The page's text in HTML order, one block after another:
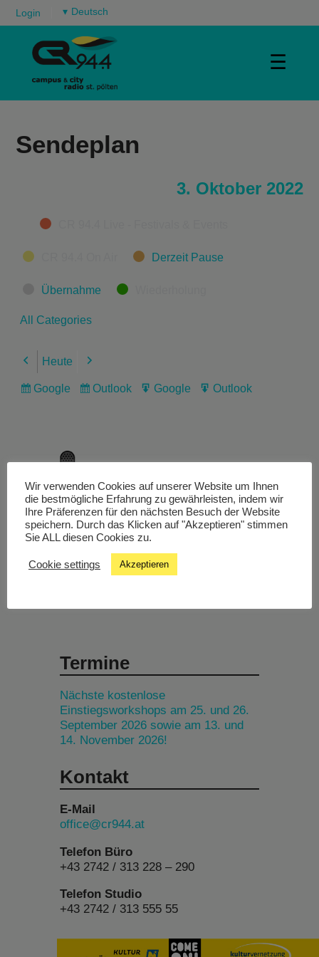
Login ▾
☰
Sendeplan
3. Oktober 2022
Categories
Derzeit Pause
Übernahme
All Categories
Previous
Heute Next
Subscribe
Google
Subscribe
Outlook
Export
Google
Export
Outlook
Livestream
Studiochat
Termine
Nächste kostenlose
Einstiegsworkshops am 25. und 26.
September 2026 sowie am 13. und
14. November 2026!
Kontakt
E-Mail
office@cr944.at
Telefon Büro
+43 2742 / 313 228 – 290
Telefon Studio
+43 2742 / 313 555 55
Wir verwenden Cookies auf unserer Website um Ihnen
die bestmögliche Erfahrung zu gewährleisten, indem wir
Ihre Präferenzen für den nächsten Besuch der Website
speichern. Durch das Klicken auf "Akzeptieren" stimmen
Sie ALL diesen Cookies zu.
Cookie settings Akzeptieren